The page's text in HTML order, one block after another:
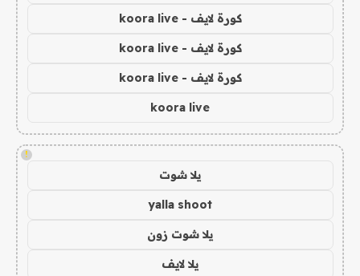
كورة لايف - koora live
كورة لايف - koora live
كورة لايف - koora live
koora live
!
يلا شوت
yalla shoot
يلا شوت زون
يلا لايف